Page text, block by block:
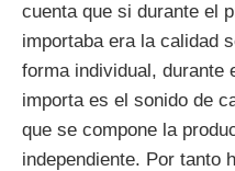
cuenta que si durante el
importaba era la calidad
forma individual, durante
importa es el sonido de
que se compone la
independiente. Por tanto